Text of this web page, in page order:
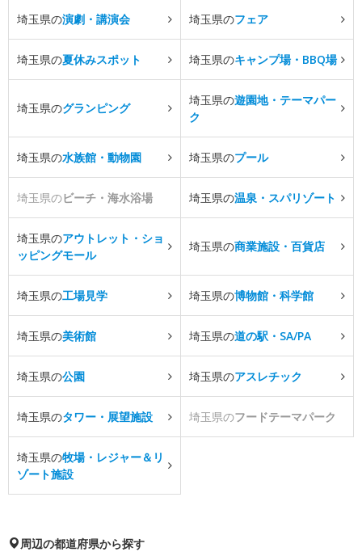
埼玉県の演劇・講演会 埼玉県のフェア
埼玉県の夏休みスポット 埼玉県のキャンプ場・BBQ場
埼玉県のグランピング
埼玉県の遊園地・テーマパー
ク
埼玉県の水族館・動物園 埼玉県のプール
埼玉県のビーチ・海水浴場 埼玉県の温泉・スパリゾート
埼玉県のアウトレット・ショ
ッピングモール
埼玉県の商業施設・百貨店
埼玉県の工場見学 埼玉県の博物館・科学館
埼玉県の美術館 埼玉県の道の駅・SA/PA
埼玉県の公園 埼玉県のアスレチック
埼玉県のタワー・展望施設 埼玉県のフードテーマパーク
埼玉県の牧場・レジャー＆リ
ゾート施設
周辺の都道府県から探す